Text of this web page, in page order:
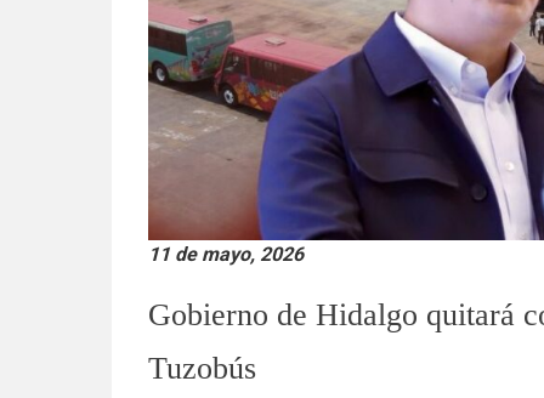
11 de mayo, 2026
Gobierno de Hidalgo quitará
Tuzobús